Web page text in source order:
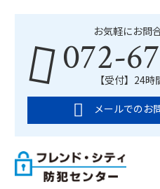
お気軽にお問
072-【受付】24
メールでのお